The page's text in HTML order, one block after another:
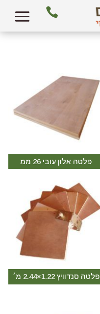

פלטה אלון עובי 26 ממ
פלטה סנדוויץ 1.22×2.44 מ׳